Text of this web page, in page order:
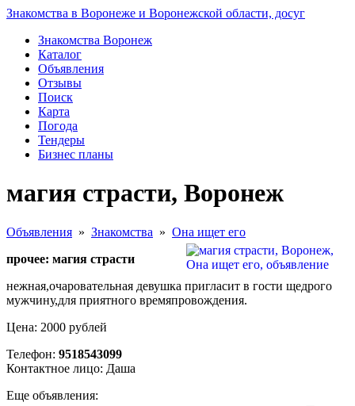
Знакомства в Воронеже и Воронежской области, досуг
Знакомства Воронеж
Каталог
Объявления
Отзывы
Поиск
Карта
Погода
Тендеры
Бизнес планы
магия страсти, Воронеж
Объявления » Знакомства » Она ищет его
прочее: магия страсти
нежная,очаровательная девушка пригласит в гости щедрого
мужчину,для приятного времяпровождения.
Цена: 2000 рублей
Телефон: 9518543099
Контактное лицо: Даша
Еще объявления: